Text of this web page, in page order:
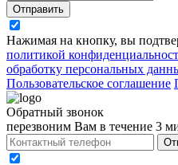
Отправить
Нажимая на кнопку, вы
политикой
обработку персональных
Пользовательское соглашение
Обратный звонок
перезвоним Вам в течение 3